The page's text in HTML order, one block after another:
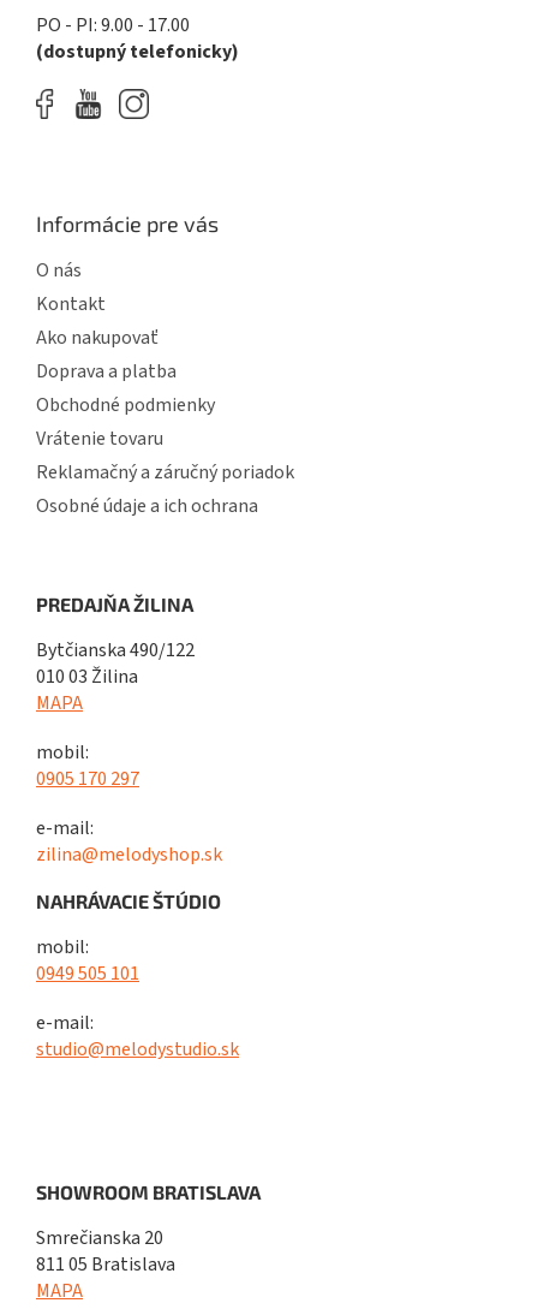
PO - PI: 9.00 - 17.00
(dostupný telefonicky)
Informácie pre vás
O nás
Kontakt
Ako nakupovať
Doprava a platba
Obchodné podmienky
Vrátenie tovaru
Reklamačný a záručný poriadok
Osobné údaje a ich ochrana
PREDAJŇA ŽILINA
Bytčianska 490/122
010 03 Žilina
MAPA
mobil:
0905 170 297
e-mail:
zilina@melodyshop.sk
NAHRÁVACIE ŠTÚDIO
mobil:
0949 505 101
e-mail:
studio@melodystudio.sk
SHOWROOM BRATISLAVA
Smrečianska 20
811 05 Bratislava
MAPA